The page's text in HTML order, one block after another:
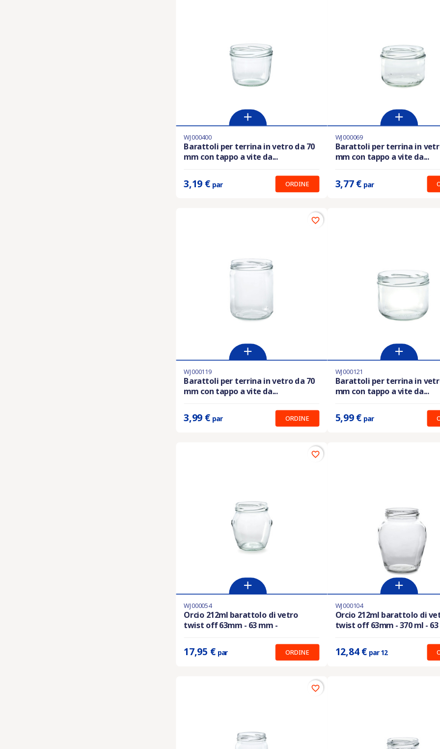
En stock
Prix unitaire :3.19 €
WJ000400
Barattoli per terrina in vetro da 70
mm con tappo a vite da...
3,19 € par ORDINE
En stock
Prix unitaire :3.77 €
WJ000069
Barattoli per terrina in
mm con tappo a vite da...
3,77 € par
Ultimi articoli in magazzino
Prix unitaire :3.99 €
WJ000119
Barattoli per terrina in vetro da 70
mm con tappo a vite da...
3,99 € par ORDINE
favorite_border
Ultimi articoli in magazzino
Prix unitaire :5.99 €
WJ000121
Barattoli per terrina in
mm con tappo a vite da...
5,99 € par
Ultimi articoli in magazzino
Prix unitaire :17.95 €
WJ000054
Orcio 212ml barattolo di vetro
twist off 63mm - 63 mm -
17,95 € par ORDINE
favorite_border
Ultimi articoli in magazzino
Prix unitaire :1.070 €
WJ000104
Orcio 212ml barattolo di
twist off 63mm - 370 ml -
12,84 € par 12
favorite_border